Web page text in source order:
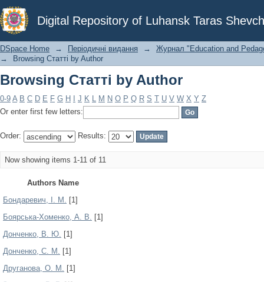
Digital Repository of Luhansk Taras
Browsing Статті by Author
DSpace Home → Періодичні видання →
Журнал "Education and
→
Browsing Статті by Author
Browsing Статті by Author
0-9 A B C D E F G H J K L M N O P Q R S T U V W X Y Z
Or enter first few letters:
Order: Results:
Now showing items 1-11 of 11
Authors Name
Бондаревич, І. М. [1]
Боярська-Хоменко, А. В. [1]
Донченко, В. Ю. [1]
Донченко, С. М. [1]
Друганова, О. М. [1]